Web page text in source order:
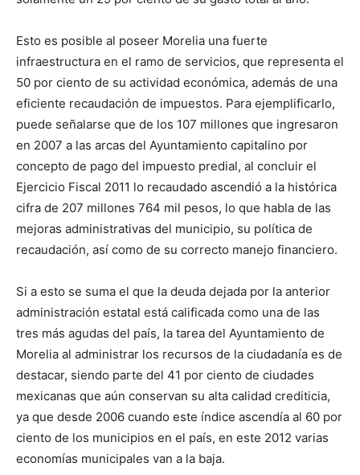
Esto es posible al poseer Morelia una fuerte
infraestructura en el ramo de servicios, que representa el
50 por ciento de su actividad económica, además de una
eficiente recaudación de impuestos. Para ejemplificarlo,
puede señalarse que de los 107 millones que ingresaron
en 2007 a las arcas del Ayuntamiento capitalino por
concepto de pago del impuesto predial, al concluir el
Ejercicio Fiscal 2011 lo recaudado ascendió a la histórica
cifra de 207 millones 764 mil pesos, lo que habla de las
mejoras administrativas del municipio, su política de
recaudación, así como de su correcto manejo financiero.
Si a esto se suma el que la deuda dejada por la anterior
administración estatal está calificada como una de las
tres más agudas del país, la tarea del Ayuntamiento de
Morelia al administrar los recursos de la ciudadanía es de
destacar, siendo parte del 41 por ciento de ciudades
mexicanas que aún conservan su alta calidad crediticia,
ya que desde 2006 cuando este índice ascendía al 60 por
ciento de los municipios en el país, en este 2012 varias
economías municipales van a la baja.